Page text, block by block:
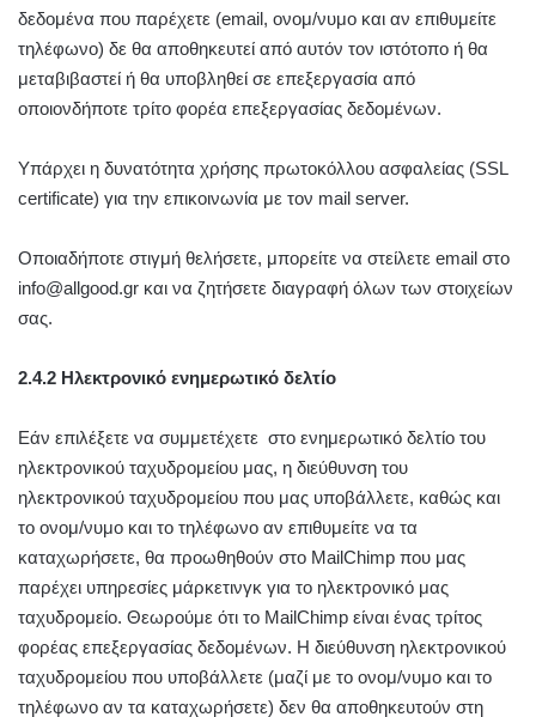
δεδομένα που παρέχετε (email, ονομ/νυμο και αν επιθυμείτε
τηλέφωνο) δε θα αποθηκευτεί από αυτόν τον ιστότοπο ή θα
μεταβιβαστεί ή θα υποβληθεί σε επεξεργασία από
οποιονδήποτε τρίτο φορέα επεξεργασίας δεδομένων.
Υπάρχει η δυνατότητα χρήσης πρωτοκόλλου ασφαλείας (SSL
certificate) για την επικοινωνία με τον mail server.
Οποιαδήποτε στιγμή θελήσετε, μπορείτε να στείλετε email στο
info@allgood.gr και να ζητήσετε διαγραφή όλων των στοιχείων
σας.
2.4.2 Ηλεκτρονικό ενημερωτικό δελτίο
Εάν επιλέξετε να συμμετέχετε στο ενημερωτικό δελτίο του
ηλεκτρονικού ταχυδρομείου μας, η διεύθυνση του
ηλεκτρονικού ταχυδρομείου που μας υποβάλλετε, καθώς και
το ονομ/νυμο και το τηλέφωνο αν επιθυμείτε να τα
καταχωρήσετε, θα προωθηθούν στο MailChimp που μας
παρέχει υπηρεσίες μάρκετινγκ για το ηλεκτρονικό μας
ταχυδρομείο. Θεωρούμε ότι το MailChimp είναι ένας τρίτος
φορέας επεξεργασίας δεδομένων. Η διεύθυνση ηλεκτρονικού
ταχυδρομείου που υποβάλλετε (μαζί με το ονομ/νυμο και το
τηλέφωνο αν τα καταχωρήσετε) δεν θα αποθηκευτούν στη